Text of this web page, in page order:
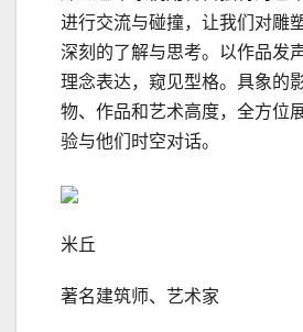
进行交流与碰撞，让我们对雕
深刻的了解与思考。以作品发
理念表达，窥见型格。具象的
物、作品和艺术高度，全方位
验与他们时空对话。
米丘
著名建筑师、艺术家